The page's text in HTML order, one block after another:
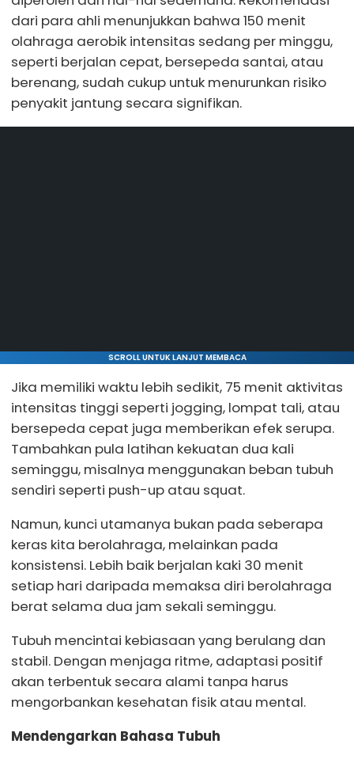
dari para ahli menunjukkan bahwa 150 menit
olahraga aerobik intensitas sedang per minggu,
seperti berjalan cepat, bersepeda santai, atau
berenang, sudah cukup untuk menurunkan risiko
penyakit jantung secara signifikan.
SCROLL UNTUK LANJUT MEMBACA
Jika memiliki waktu lebih sedikit, 75 menit aktivitas
intensitas tinggi seperti jogging, lompat tali, atau
bersepeda cepat juga memberikan efek serupa.
Tambahkan pula latihan kekuatan dua kali
seminggu, misalnya menggunakan beban tubuh
sendiri seperti push-up atau squat.
Namun, kunci utamanya bukan pada seberapa
keras kita berolahraga, melainkan pada
konsistensi. Lebih baik berjalan kaki 30 menit
setiap hari daripada memaksa diri berolahraga
berat selama dua jam sekali seminggu.
Tubuh mencintai kebiasaan yang berulang dan
stabil. Dengan menjaga ritme, adaptasi positif
akan terbentuk secara alami tanpa harus
mengorbankan kesehatan fisik atau mental.
Mendengarkan Bahasa Tubuh